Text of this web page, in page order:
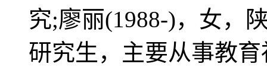
究;廖丽(1988-)，女，
研究生，主要从事教